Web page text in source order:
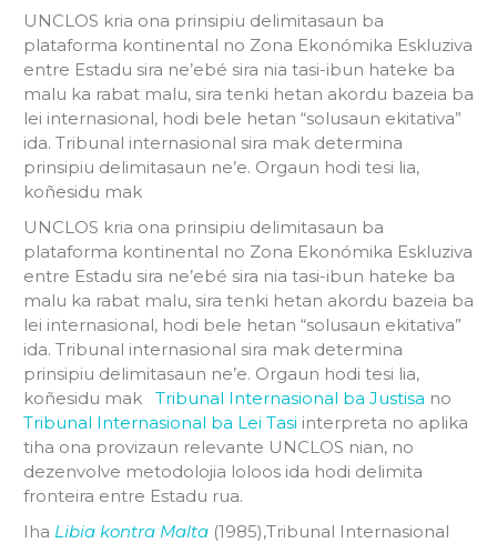
UNCLOS kria ona prinsipiu delimitasaun ba
plataforma kontinental no Zona Ekonómika Eskluziva
entre Estadu sira ne’ebé sira nia tasi-ibun hateke ba
malu ka rabat malu, sira tenki hetan akordu bazeia ba
lei internasional, hodi bele hetan “solusaun ekitativa”
ida. Tribunal internasional sira mak determina
prinsipiu delimitasaun ne’e. Orgaun hodi tesi lia,
koñesidu mak
UNCLOS kria ona prinsipiu delimitasaun ba
plataforma kontinental no Zona Ekonómika Eskluziva
entre Estadu sira ne’ebé sira nia tasi-ibun hateke ba
malu ka rabat malu, sira tenki hetan akordu bazeia ba
lei internasional, hodi bele hetan “solusaun ekitativa”
ida. Tribunal internasional sira mak determina
prinsipiu delimitasaun ne’e. Orgaun hodi tesi lia,
koñesidu mak Tribunal Internasional ba Justisa no
Tribunal Internasional ba Lei Tasi interpreta no aplika
tiha ona provizaun relevante UNCLOS nian, no
dezenvolve metodolojia loloos ida hodi delimita
fronteira entre Estadu rua.
Iha Libia kontra Malta (1985),Tribunal Internasional